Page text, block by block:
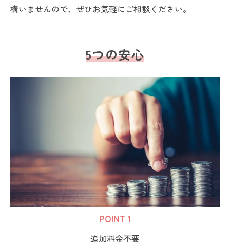
構いませんので、ぜひお気軽にご相談ください。
5つの安心
POINT 1
追加料金不要